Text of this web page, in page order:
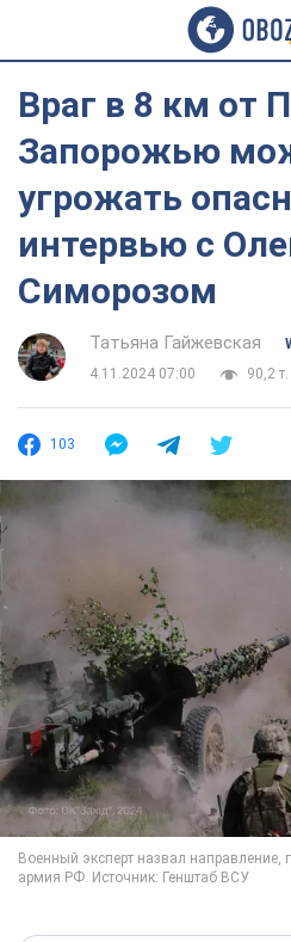
Враг в 8 км от
Запорожью
угрожать
интервью с
Симорозом
Татьяна Гайжевская
4.11.2024 07:00
90,2 т.
103